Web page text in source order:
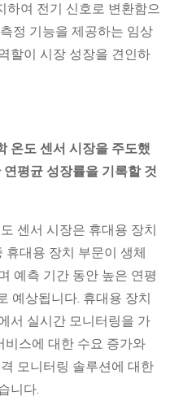
하여 전기 신호로 변환함으
정 기능을 제공하는 임상
할이 시장 성장을 견인하
온도 센서 시장을 주도했
평균 성장률을 기록할 것
센서 시장은 휴대용 장치
휴대용 장치 부문이 생체
예측 기간 동안 높은 연평
예상됩니다. 휴대용 장치
서 실시간 모니터링을 가
비스에 대한 수요 증가와
모니터링 솔루션에 대한
니다.